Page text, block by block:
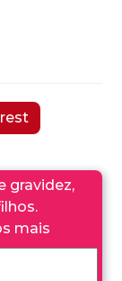
gravidez,
mais